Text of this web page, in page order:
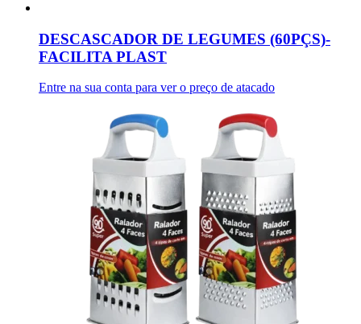
DESCASCADOR DE LEGUMES (60PÇS)-
FACILITA PLAST
Entre na sua conta para ver o preço de atacado